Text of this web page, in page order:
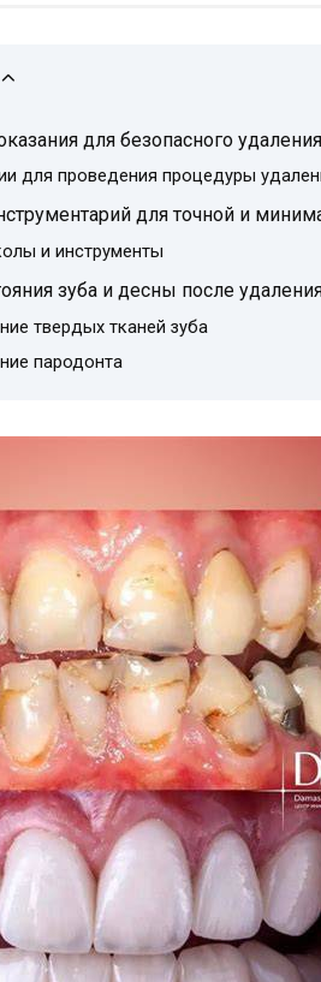
для безопасного
для проведения процедуры
для точной и
и инструменты
зуба и десны после
твердых тканей зуба
пародонта